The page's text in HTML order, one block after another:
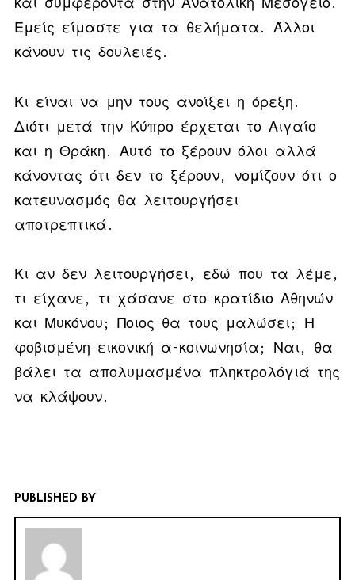
και συμφέροντα στην Ανατολική Μεσόγειο.
Εμείς είμαστε για τα θελήματα. Άλλοι
κάνουν τις δουλειές.
Κι είναι να μην τους ανοίξει η όρεξη.
Διότι μετά την Κύπρο έρχεται το Αιγαίο
και η Θράκη. Αυτό το ξέρουν όλοι αλλά
κάνοντας ότι δεν το ξέρουν, νομίζουν ότι ο
κατευνασμός θα λειτουργήσει
αποτρεπτικά.
Κι αν δεν λειτουργήσει, εδώ που τα λέμε,
τι είχανε, τι χάσανε στο κρατίδιο Αθηνών
και Μυκόνου; Ποιος θα τους μαλώσει; Η
φοβισμένη εικονική α-κοινωνησία; Ναι, θα
βάλει τα απολυμασμένα πληκτρολόγιά της
να κλάψουν.
PUBLISHED BY